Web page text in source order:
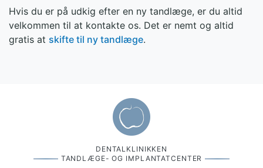
Hvis du er på udkig efter en ny tandlæge, er du altid
velkommen til at kontakte os. Det er nemt og altid
gratis at skifte til ny tandlæge.
DENTALKLINIKKEN
TANDLÆGE- OG IMPLANTATCENTER